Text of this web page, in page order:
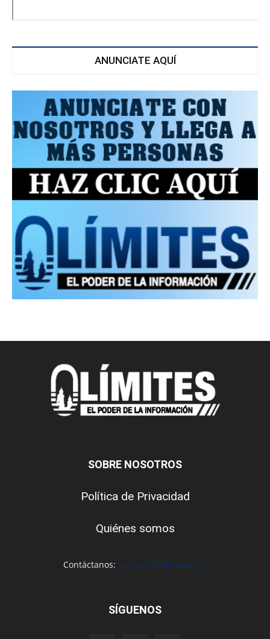
ANUNCIATE AQUÍ
SOBRE NOSOTROS
Política de Privacidad
Quiénes somos
Contáctanos: contacto@0limites.mx
SÍGUENOS